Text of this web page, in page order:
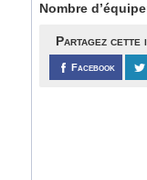
Nombre
Partagez cette
Facebook